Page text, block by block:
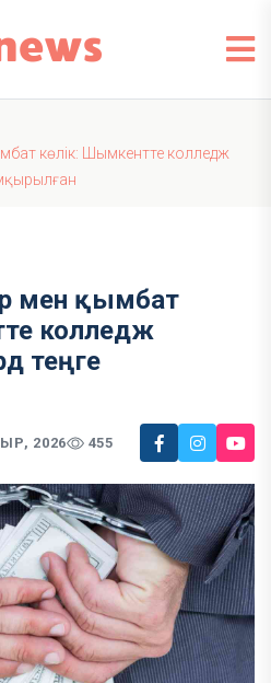
көлік: Шымкентте колледж
мен қымбат
колледж
теңге
2026 455